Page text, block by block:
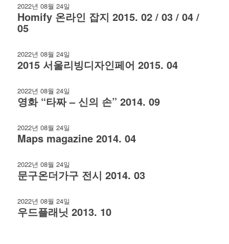
2022년 08월 24일
Homify 온라인 잡지 2015. 02 / 03 / 04 /
05
2022년 08월 24일
2015 서울리빙디자인페어 2015. 04
2022년 08월 24일
영화 “타짜 – 신의 손” 2014. 09
2022년 08월 24일
Maps magazine 2014. 04
2022년 08월 24일
문구온더가구 전시 2014. 03
2022년 08월 24일
우드플래닛 2013. 10